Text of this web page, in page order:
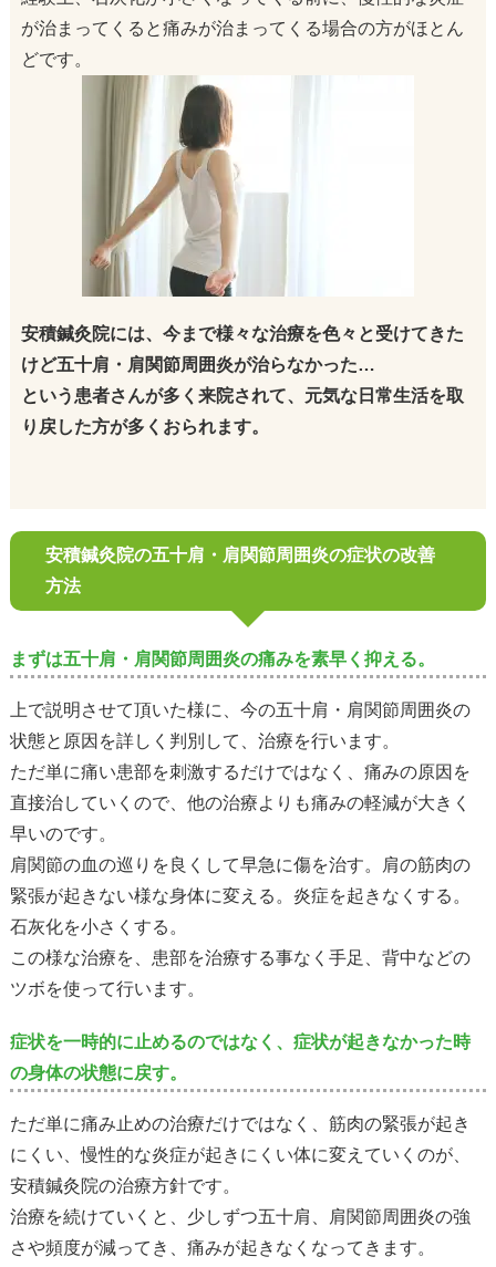
が治まってくると痛みが治まってくる場合の方がほとん
どです。
安積鍼灸院には、今まで様々な治療を色々と受けてきた
けど五十肩・肩関節周囲炎が治らなかった…
という患者さんが多く来院されて、元気な日常生活を取
り戻した方が多くおられます。
安積鍼灸院の五十肩・肩関節周囲炎の症状の改善
方法
まずは五十肩・肩関節周囲炎の痛みを素早く抑える。
上で説明させて頂いた様に、今の五十肩・肩関節周囲炎の
状態と原因を詳しく判別して、治療を行います。
ただ単に痛い患部を刺激するだけではなく、痛みの原因を
直接治していくので、他の治療よりも痛みの軽減が大きく
早いのです。
肩関節の血の巡りを良くして早急に傷を治す。肩の筋肉の
緊張が起きない様な身体に変える。炎症を起きなくする。
石灰化を小さくする。
この様な治療を、患部を治療する事なく手足、背中などの
ツボを使って行います。
症状を一時的に止めるのではなく、症状が起きなかった時
の身体の状態に戻す。
ただ単に痛み止めの治療だけではなく、筋肉の緊張が起き
にくい、慢性的な炎症が起きにくい体に変えていくのが、
安積鍼灸院の治療方針です。
治療を続けていくと、少しずつ五十肩、肩関節周囲炎の強
さや頻度が減ってき、痛みが起きなくなってきます。